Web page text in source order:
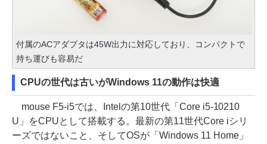
付属のACアダプタは45W出力に対応しており、コンパクトで
持ち運びも容易だ
CPUの世代は古いがWindows 11の動作は快適
mouse F5-i5では、Intelの第10世代「Core i5-10210
U」をCPUとして搭載する。最新の第11世代Core iシリ
ーズではないこと、そしてOSが「Windows 11 Home」